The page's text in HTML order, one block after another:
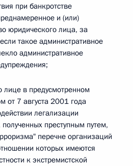
при банкротстве
и (или)
юридического лица, за
такое административное
административное
лице в предусмотренном
от 7 августа 2001 года
легализации
преступным путем,
перечне организаций
которых имеются
к экстремистской